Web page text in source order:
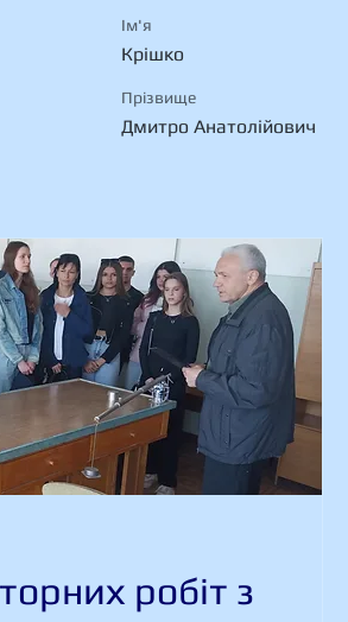
Ім'я
Крішко
Прізвище
Дмитро Анатолійович
робіт з